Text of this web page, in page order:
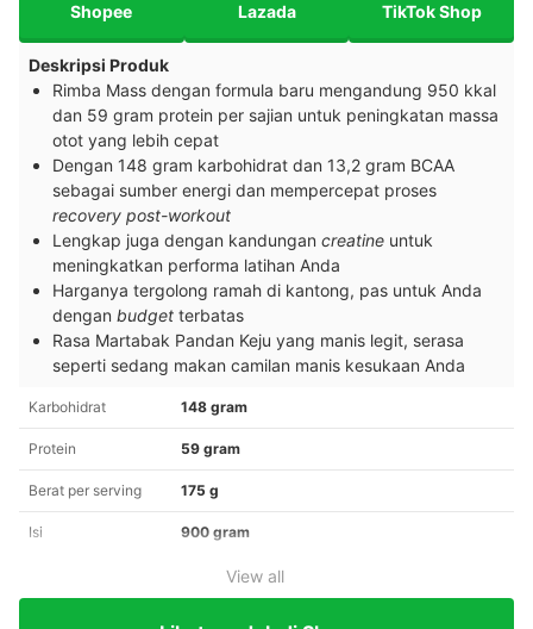
Shopee Lazada TikTok Shop
Deskripsi Produk
Rimba Mass dengan formula baru mengandung 950 kkal
dan 59 gram protein per sajian untuk peningkatan massa
otot yang lebih cepat
Dengan 148 gram karbohidrat dan 13,2 gram BCAA
sebagai sumber energi dan mempercepat proses
recovery post-workout
Lengkap juga dengan kandungan creatine untuk
meningkatkan performa latihan Anda
Harganya tergolong ramah di kantong, pas untuk Anda
dengan budget terbatas
Rasa Martabak Pandan Keju yang manis legit, serasa
seperti sedang makan camilan manis kesukaan Anda
Karbohidrat 148 gram
Protein 59 gram
Berat per serving 175 g
Isi 900 gram
View all